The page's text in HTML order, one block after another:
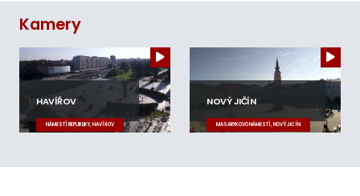
Kamery
HAVÍŘOV
NÁMĚSTÍ REPUBLIKY, HAVÍŘOV
NOVÝ JIČÍN
MASARYKOVO NÁMĚSTÍ, NOVÝ JIČÍN